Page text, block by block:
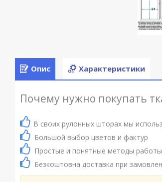
Опис Характеристики
Почему нужно покупать
В своих рулонных шторах мы
Большой выбор цветов и фактур
Простые и понятные методы работы
Безкоштовна доставка при